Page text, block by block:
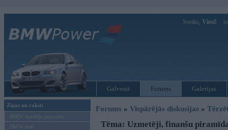
Sveiks, Viesi!
Galvenā Forums Galerijas
Ziņas un raksti
BMW modeļu jaunumi
BMW testi
Forums » Vispārējās diskusijas »
Tēma: Uzmetēji, finanšu